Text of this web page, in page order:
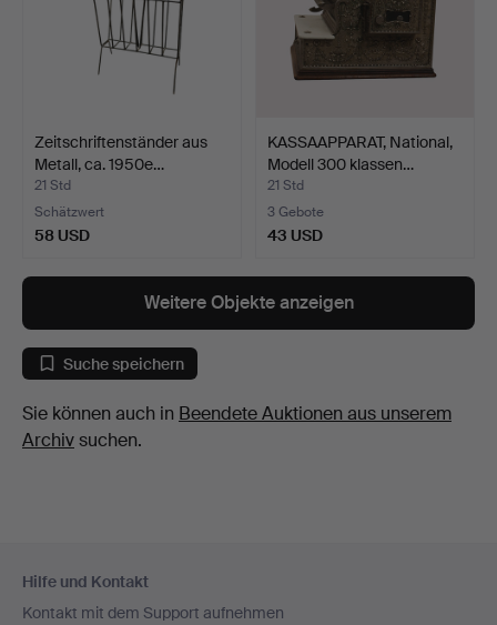
Zeitschriftenständer aus
Metall, ca. 1950e…
21 Std
Schätzwert
58 USD
KASSAAPPARAT, National,
Modell 300 klassen…
21 Std
3 Gebote
43 USD
Weitere Objekte anzeigen
Suche speichern
Sie können auch in Beendete Auktionen aus unserem
Archivsuchen.
Navigation
Hilfe und Kontakt
Kontakt mit dem Support aufnehmen